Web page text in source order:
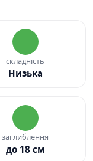
складність
Низька
заглиблення
до 18 см